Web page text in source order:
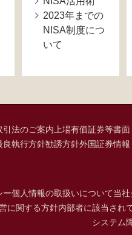
2023年までの
NISA制度につ
いて
引法のご案内 上場有価証券等書
良執行方針勧誘方針外国証券情
ー個人情報の取扱いについて当
に関する方針内部者に該当され
システム